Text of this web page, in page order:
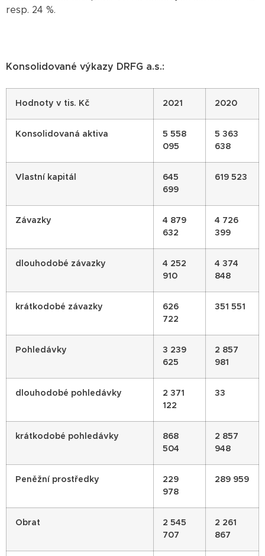
resp. 24 %.
Konsolidované výkazy DRFG a.s.:
Hodnoty v tis. Kč 2021 2020
Konsolidovaná aktiva
5 558
095
5 363
638
Vlastní kapitál
645
699
619 523
Závazky
4 879
632
4 726
399
dlouhodobé závazky
4 252
910
4 374
848
krátkodobé závazky
626
722
351 551
Pohledávky
3 239
625
2 857
981
dlouhodobé pohledávky
2 371
122
33
krátkodobé pohledávky
868
504
2 857
948
Peněžní prostředky
229
978
289 959
Obrat
2 545
707
2 261
867